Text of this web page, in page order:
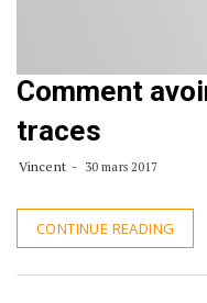
Comment
traces
Vincent 30 mars 2017
CONTINUE READING